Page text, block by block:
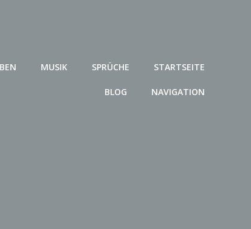
MUSIK SPRÜCHE STARTSEITE
BLOG NAVIGATION